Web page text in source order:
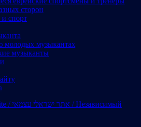
сторон
спорт
молодых музыкантах
музыканты